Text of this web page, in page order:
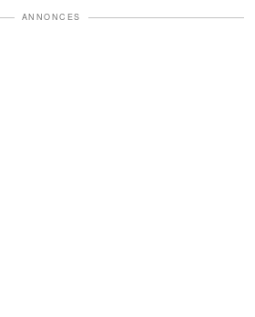
ANNONCES